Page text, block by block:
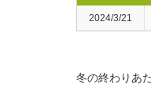
2024/3/21
冬の終わりあ